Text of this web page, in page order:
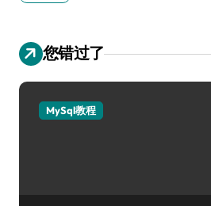
您错过了
MySql教程